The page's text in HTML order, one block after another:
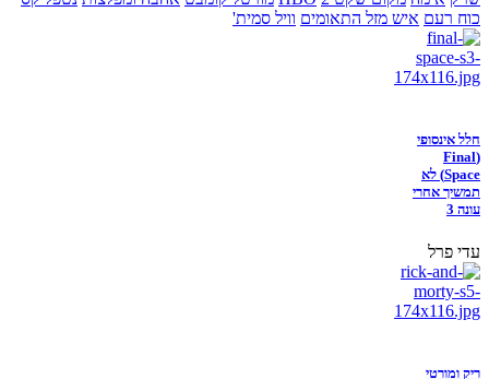
כוח רעם איש מזל התאומים וויל סמית'
חלל אינסופי
(Final
Space) לא
תמשיך אחרי
עונה 3
עדי פרל
ריק ומורטי